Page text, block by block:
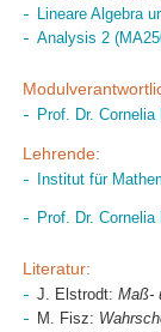
Lineare Algebra
Analysis 2
Prof. Dr.
Lehrende:
Institut für
Prof. Dr.
Literatur:
J. Elstrodt: Maß-
M. Fisz: